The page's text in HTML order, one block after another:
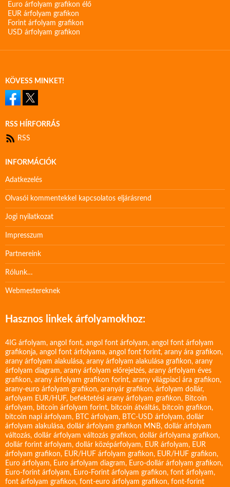
Euro árfolyam grafikon élő
EUR árfolyam grafikon
Forint árfolyam grafikon
USD árfolyam grafikon
KÖVESS MINKET!
RSS HÍRFORRÁS
RSS
INFORMÁCIÓK
Adatkezelés
Olvasói kommentekkel kapcsolatos eljárásrend
Jogi nyilatkozat
Impresszum
Partnereink
Rólunk…
Webmestereknek
Hasznos linkek árfolyamokhoz:
4IG árfolyam, angol font, angol font árfolyam, angol font árfolyam
grafikonja, angol font árfolyama, angol font forint, arany ára grafikon,
arany árfolyam alakulása, arany árfolyam alakulása grafikon, arany
árfolyam diagram, arany árfolyam előrejelzés, arany árfolyam éves
grafikon, arany árfolyam grafikon forint, arany világpiaci ára grafikon,
arany-euro árfolyam grafikon, aranyár grafikon, árfolyam dollár,
arfolyam EUR/HUF, befektetési arany árfolyam grafikon, Bitcoin
árfolyam, bitcoin árfolyam forint, bitcoin átváltás, bitcoin grafikon,
bitcoin napi árfolyam, BTC árfolyam, BTC-USD árfolyam, dollár
árfolyam alakulása, dollár árfolyam grafikon MNB, dollár árfolyam
változás, dollár árfolyam változás grafikon, dollár árfolyama grafikon,
dollár forint árfolyam, dollár középárfolyam, EUR árfolyam, EUR
árfolyam grafikon, EUR/HUF árfolyam grafikon, EUR/HUF grafikon,
Euro árfolyam, Euro árfolyam diagram, Euro-dollár árfolyam grafikon,
Euro-forint árfolyam, Euro-Forint árfolyam grafikon, font árfolyam,
font árfolyam grafikon, font-euro árfolyam grafikon, font-forint